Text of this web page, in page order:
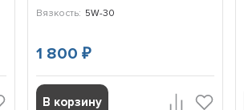
Вязкость: 5W-30
1 800₽
В корзину